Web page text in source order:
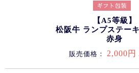
【A5等級】
松阪牛 ランプステー
赤身
販売価格： 2,000円